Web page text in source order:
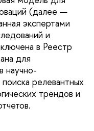
(далее —
экспертами
и
в Реестр
для
научно-
релевантных
трендов и